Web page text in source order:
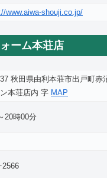
www.aiwa-shouji.co.jp/
ーム本荘店
秋田県由利本荘市出戸町赤
本荘店内 字 MAP
20時00分
2566